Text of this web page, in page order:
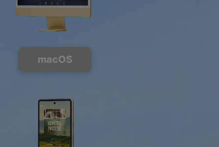
macOS